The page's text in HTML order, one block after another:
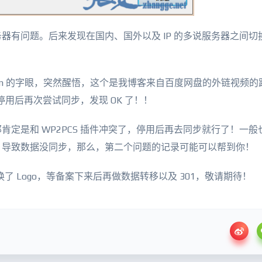
有问题。后来发现在国内、国外以及 IP 的多说服务器之间切
的字眼，突然醒悟，这个是我博客来自百度网盘的外链视频的
后再次尝试同步，发现 OK 了！！
定是和 WP2PCS 插件冲突了，停用后再去同步就行了！一般
致数据没同步，那么，第二个问题的记录可能可以帮到你！
Logo，等备案下来后再做数据转移以及 301，敬请期待！